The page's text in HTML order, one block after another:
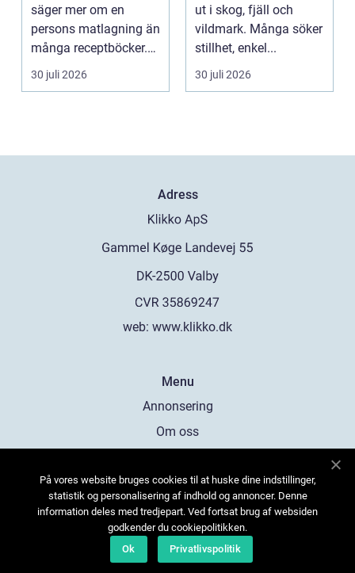
säger mer om en
persons matlagning än
många receptböcker.
Med några nypor rätt
s...
30 juli 2026
ut i skog, fjäll och
vildmark. Många söker
stillhet, enkel...
30 juli 2026
Adress
web: www.klikko.dk
Menu
Annonsering
Om oss
Kontakta oss
Sitemap
På vores website bruges cookies til at huske dine indstillinger,
statistik og personalisering af indhold og annoncer. Denne
information deles med tredjepart. Ved fortsat brug af websiden
godkender du cookiepolitikken.
Ok
Privatlivspolitik